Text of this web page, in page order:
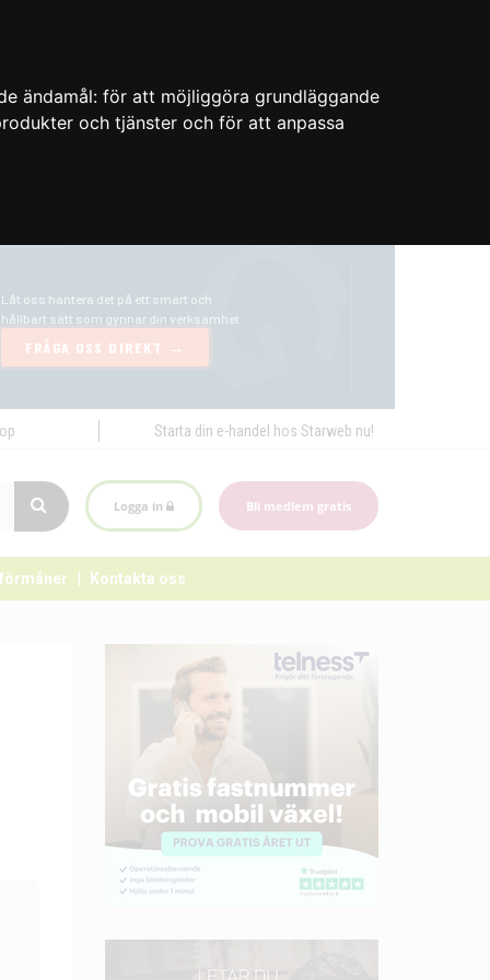
ändamål: för att möjliggöra grundläggande
och tjänster och för att anpassa
Starta din e-handel hos Starweb nu!
Logga in Bli medlem gratis
Kontakta oss